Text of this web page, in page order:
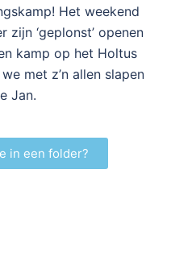
Het weekend
‘geplonst’ openen
kamp op het Holtus
met z’n allen slapen
Jan.
in een folder?